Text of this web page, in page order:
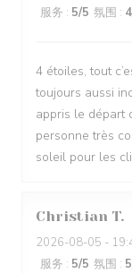
服务 : 5/5 氛围 : 4
4 étoiles, tout
toujours aussi
appris le départ
personne très
soleil pour les
Christian T
2026-08-05 -
服务 : 5/5 氛围 : 5